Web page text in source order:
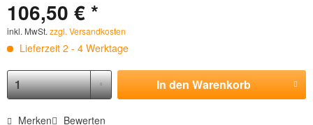
106,50 € *
inkl. MwSt. zzgl. Versandkosten
Lieferzeit 2 - 4 Werktage
In denWarenkorb
Merken Bewerten